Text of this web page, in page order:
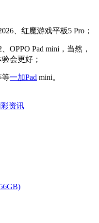
、红魔游戏平板5 Pro；
OPPO Pad mini，当然，
会更好；
等一加Pad mini。
资讯